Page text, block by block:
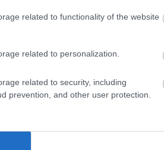
related to functionality of the website
related to personalization.
related to security, including
prevention, and other user protection.
το εξαιρετικό
καλάθι. Επειδή δεν έχει
τον τρόπο νίκησε κατά